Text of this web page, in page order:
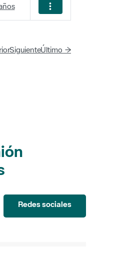
SiguienteÚltimo →
Redes sociales